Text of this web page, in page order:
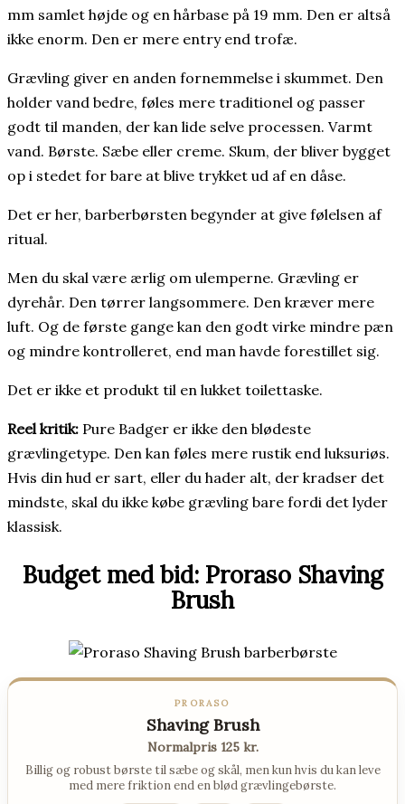
mm samlet højde og en hårbase på 19 mm. Den er altså
ikke enorm. Den er mere entry end trofæ.
Grævling giver en anden fornemmelse i skummet. Den
holder vand bedre, føles mere traditionel og passer
godt til manden, der kan lide selve processen. Varmt
vand. Børste. Sæbe eller creme. Skum, der bliver bygget
op i stedet for bare at blive trykket ud af en dåse.
Det er her, barberbørsten begynder at give følelsen af
ritual.
Men du skal være ærlig om ulemperne. Grævling er
dyrehår. Den tørrer langsommere. Den kræver mere
luft. Og de første gange kan den godt virke mindre pæn
og mindre kontrolleret, end man havde forestillet sig.
Det er ikke et produkt til en lukket toilettaske.
Reel kritik: Pure Badger er ikke den blødeste
grævlingetype. Den kan føles mere rustik end luksuriøs.
Hvis din hud er sart, eller du hader alt, der kradser det
mindste, skal du ikke købe grævling bare fordi det lyder
klassisk.
Budget med bid: Proraso Shaving
Brush
PRORASO
Shaving Brush
Normalpris 125 kr.
Billig og robust børste til sæbe og skål, men kun hvis du kan leve
med mere friktion end en blød grævlingebørste.